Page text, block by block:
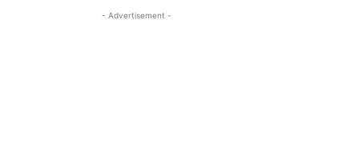
- Advertisement -